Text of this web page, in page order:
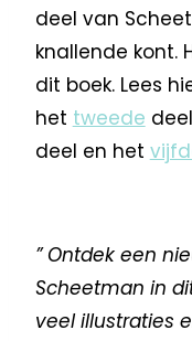
deel van
knallende kont.
dit boek. Lees
het tweede
deel en het
” Ontdek een
Scheetman in
veel illustraties